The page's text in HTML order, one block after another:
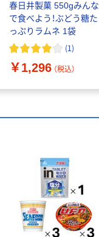
春日井製菓 550gみんな
で食べよう！ぶどう糖た
っぷりラムネ 1袋
(1)
￥1,296 （税込）